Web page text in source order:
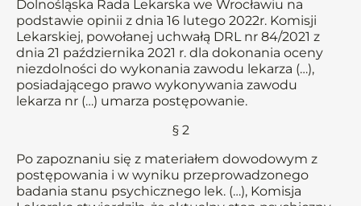
Dolnośląska Rada Lekarska we Wrocławiu na
podstawie opinii z dnia 16 lutego 2022r. Komisji
Lekarskiej, powołanej uchwałą DRL nr 84/2021 z
dnia 21 października 2021 r. dla dokonania oceny
niezdolności do wykonania zawodu lekarza (…),
posiadającego prawo wykonywania zawodu
lekarza nr (…) umarza postępowanie.
§ 2
Po zapoznaniu się z materiałem dowodowym z
postępowania i w wyniku przeprowadzonego
badania stanu psychicznego lek. (…), Komisja